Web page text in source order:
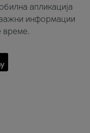
апликација
информации
време.